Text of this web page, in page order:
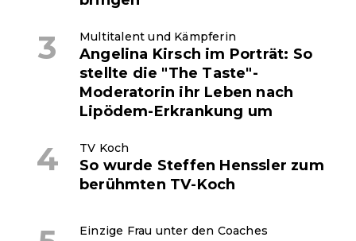
Multitalent und Kämpferin
Angelina Kirsch im Porträt: So
stellte die "The Taste"-
Moderatorin ihr Leben nach
Lipödem-Erkrankung um
TV Koch
So wurde Steffen Henssler zum
berühmten TV-Koch
Einzige Frau unter den Coaches